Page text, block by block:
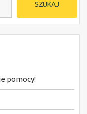
SZUKAJ
pomocy!